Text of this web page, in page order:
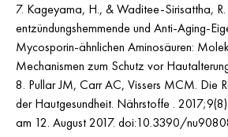
7. Kageyama, H., & Waditee-Sirisattha,
entzündungshemmende und Anti-Aging-
Mycosporin-ähnlichen Aminosäuren:
Mechanismen zum Schutz vor
8. Pullar JM, Carr AC, Vissers MCM. Die
der Hautgesundheit. Nährstoffe .
am 12. August 2017. doi:10.3390/